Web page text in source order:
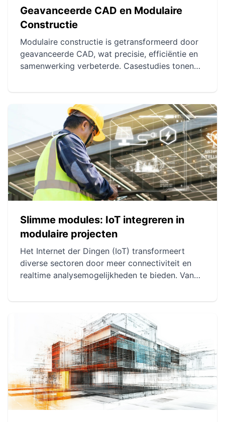
Geavanceerde CAD en Modulaire
Constructie
Modulaire constructie is getransformeerd door
geavanceerde CAD, wat precisie, efficiëntie en
samenwerking verbeterde. Casestudies tonen
wereldwijd heeft geoptimaliseerd. Toekomstige
vooruitzichten omvatten AI, 3D-printen,
augmented reality en Internet of Things voor
nog meer innovatie.
Slimme modules: IoT integreren in
modulaire projecten
Het Internet der Dingen (IoT) transformeert
diverse sectoren door meer connectiviteit en
realtime analysemogelijkheden te bieden. Van
verbeteren IoT-projecten de efficiëntie en
besluitvorming. Er blijven echter uitdagingen op
het gebied van veiligheid, privacy en technische
complexiteit bestaan.